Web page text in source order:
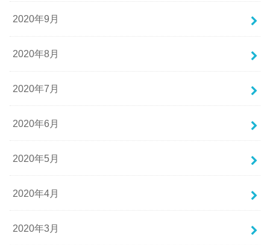
2020年9月
2020年8月
2020年7月
2020年6月
2020年5月
2020年4月
2020年3月